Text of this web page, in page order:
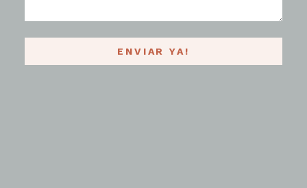
ENVIAR YA!